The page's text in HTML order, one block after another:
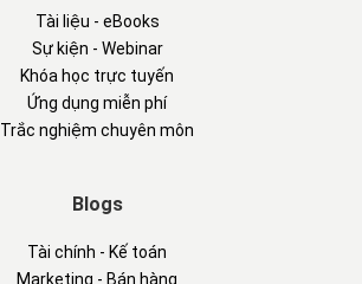
Tài liệu - eBooks
Sự kiện - Webinar
Khóa học trực tuyến
Ứng dụng miễn phí
Trắc nghiệm chuyên môn
Blogs
Tài chính - Kế toán
Marketing - Bán hàng